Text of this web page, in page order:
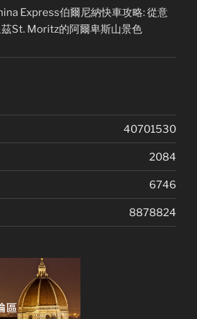
Express伯爾尼納快車攻略: 從意
St. Moritz的阿爾卑斯山景色
40701530
2084
6746
8878824